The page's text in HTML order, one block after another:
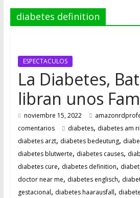
MUSICAL
DEL
diabetes definition
ESPECTACULOS
La Diabetes,
libran unos
noviembre 15, 2022
comentarios
diabetes, diabetes am
diabetes arzt, diabetes bedeutung,
diabetes blutwerte, diabetes causes,
diabetes cure, diabetes definition,
doctor near me, diabetes englisch,
gestacional, diabetes haarausfall,